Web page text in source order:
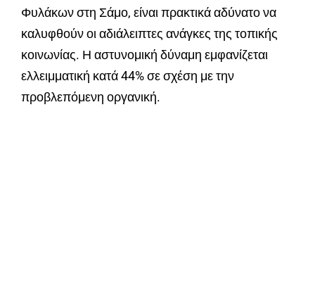
Φυλάκων στη Σάμο, είναι πρακτικά αδύνατο να
καλυφθούν οι αδιάλειπτες ανάγκες της τοπικής
κοινωνίας. Η αστυνομική δύναμη εμφανίζεται
ελλειμματική κατά 44% σε σχέση με την
προβλεπόμενη οργανική.